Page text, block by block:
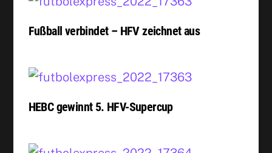
Fußball verbindet – HFV zeichnet aus
HEBC gewinnt 5. HFV-Supercup